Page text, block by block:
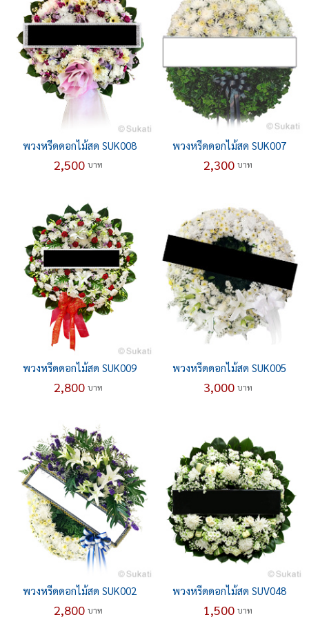
พวงหรีดดอกไม้สด SUK008
2,500 บาท
พวงหรีดดอกไม้สด SUK007
2,300 บาท
พวงหรีดดอกไม้สด SUK009
2,800 บาท
พวงหรีดดอกไม้สด SUK005
3,000 บาท
พวงหรีดดอกไม้สด SUK002
2,800 บาท
พวงหรีดดอกไม้สด SUV048
1,500 บาท